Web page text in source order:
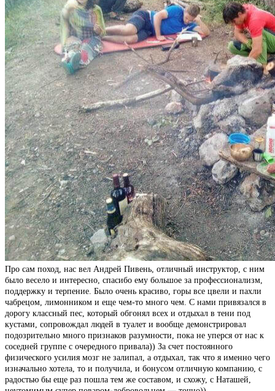
Про сам поход, нас вел Андрей Пивень, отличный инструктор, с ним
было весело и интересно, спасибо ему большое за профессионализм,
поддержку и терпение. Было очень красиво, горы все цвели и пахли
чабрецом, лимонником и еще чем-то много чем. С нами привязался в
дорогу классный пес, который обгонял всех и отдыхал в тени под
кустами, сопровождал людей в туалет и вообще демонстрировал
подозрительно много признаков разумности, пока не уперся от нас к
соседней группе с очередного привала)) За счет постоянного
физического усилия мозг не залипал, а отдыхал, так что я именно чего
изначально хотела, то и получила, и бонусом отличную компанию, с
радостью бы еще раз пошла тем же составом, и схожу, с Наташей,